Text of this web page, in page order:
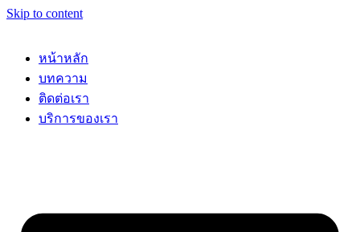
Skip to content
หน้าหลัก
บทความ
ติดต่อเรา
บริการของเรา